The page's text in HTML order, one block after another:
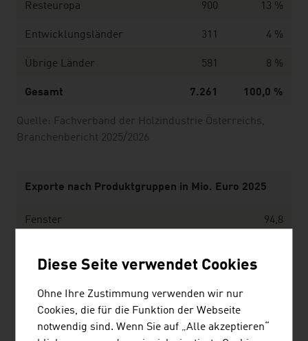
Quelle: Fachverband der Holzindustrie Österreichs,
Branchenbericht 2025/2026
Resteuropa 900 13 %
Entwicklungsländer 311 4 %
Übrige Länder 581 8 %
Gesamt 7.261 100,0 %
Exporte nach Produktgruppen in Mio. Euro 2025
Fenster 94,8
Lamellenholz
Möbel (gesamt; Sitzmöbel, Büromöbel,
Diese Seite verwendet Cookies
Ohne Ihre Zustimmung verwenden wir nur
Cookies, die für die Funktion der Webseite
notwendig sind. Wenn Sie auf „Alle akzeptieren“